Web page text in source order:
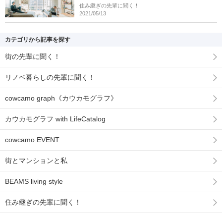
住み継ぎの先輩に聞く！
2021/05/13
カテゴリから記事を探す
街の先輩に聞く！
リノベ暮らしの先輩に聞く！
cowcamo graph《カウカモグラフ》
カウカモグラフ with LifeCatalog
cowcamo EVENT
街とマンションと私
BEAMS living style
住み継ぎの先輩に聞く！